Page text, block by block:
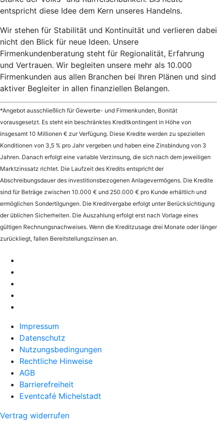
entspricht diese Idee dem Kern unseres Handelns.
Wir stehen für Stabilität und Kontinuität und verlieren dabei
nicht den Blick für neue Ideen. Unsere
Firmenkundenberatung steht für Regionalität, Erfahrung
und Vertrauen. Wir begleiten unsere mehr als 10.000
Firmenkunden aus allen Branchen bei Ihren Plänen und sind
aktiver Begleiter in allen finanziellen Belangen.
*Angebot ausschließlich für Gewerbe- und Firmenkunden, Bonität
vorausgesetzt. Es steht ein beschränktes Kreditkontingent in Höhe von
insgesamt 10 Millionen € zur Verfügung. Diese Kredite werden zu speziellen
Konditionen von 3,5 % pro Jahr vergeben und haben eine Zinsbindung von 3
Jahren. Danach erfolgt eine variable Verzinsung, die sich nach dem jeweiligen
Marktzinssatz richtet. Die Laufzeit des Kredits entspricht der
Abschreibungsdauer des investitionsbezogenen Anlagevermögens. Die Kredite
sind für Beträge zwischen 10.000 € und 250.000 € pro Kunde erhältlich und
ermöglichen Sondertilgungen. Die Kreditvergabe erfolgt unter Berücksichtigung
der üblichen Sicherheiten. Die Auszahlung erfolgt erst nach Vorlage eines
gültigen Rechnungsnachweises. Wenn die Kreditzusage drei Monate oder länger
zurückliegt, fallen Bereitstellungszinsen an.
Impressum
Datenschutz
Nutzungsbedingungen
Rechtliche Hinweise
AGB
Barrierefreiheit
Eventcafé Michelstadt
Vertrag widerrufen